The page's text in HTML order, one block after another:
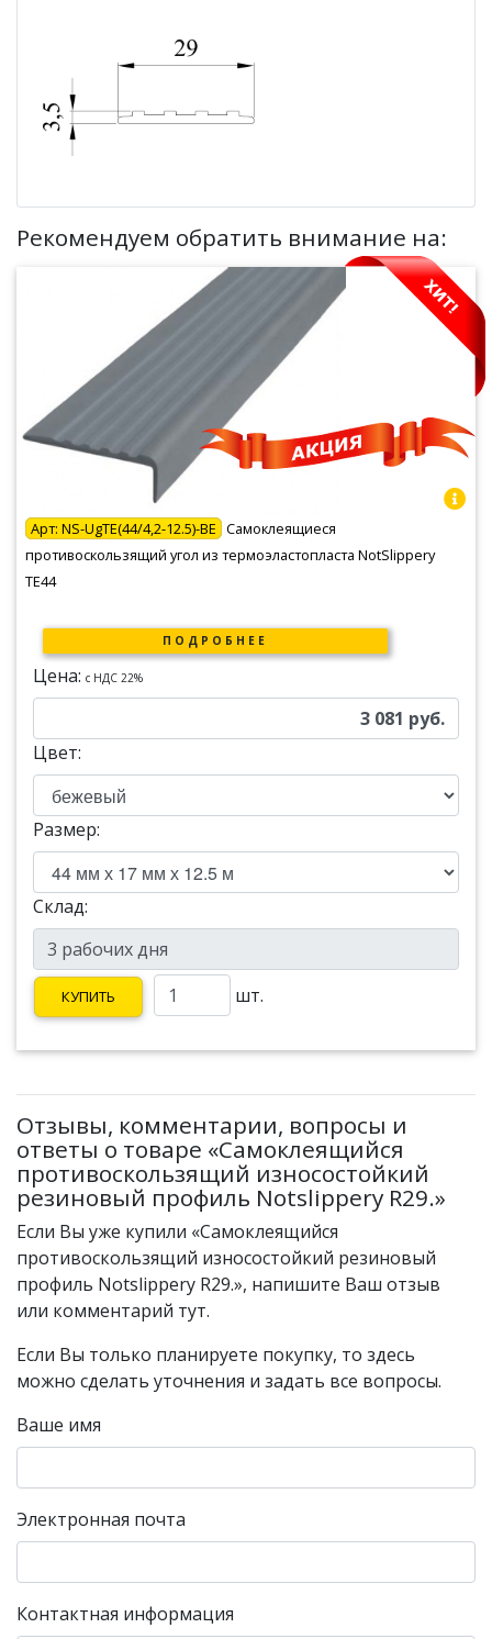
Рекомендуем обратить внимание на:
Арт: NS-UgTE(44/4,2-12.5)-BE Самоклеящиеся
противоскользящий угол из термоэластопласта NotSlippery
TE44
ПОДРОБНЕЕ
Цена: c НДС 22%
3 081 руб.
Цвет:
Размер:
Склад:
КУПИТЬ шт.
Отзывы, комментарии, вопросы и
ответы о товаре «Самоклеящийся
противоскользящий износостойкий
резиновый профиль Notslippery R29.»
Если Вы уже купили «Самоклеящийся
противоскользящий износостойкий резиновый
профиль Notslippery R29.», напишите Ваш отзыв
или комментарий тут.
Если Вы только планируете покупку, то здесь
можно сделать уточнения и задать все вопросы.
Ваше имя
Электронная почта
Контактная информация